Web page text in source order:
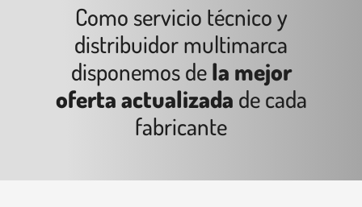
Como servicio técnico y
distribuidor multimarca
disponemos dela mejor
oferta actualizada de cada
fabricante